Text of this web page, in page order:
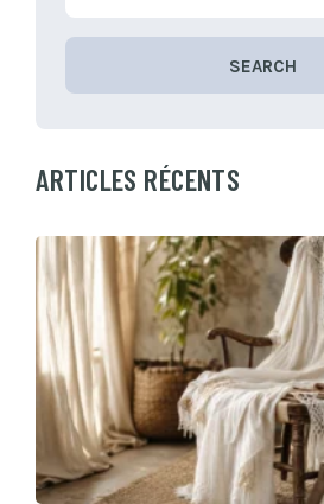
SEARCH
ARTICLES RÉCENTS